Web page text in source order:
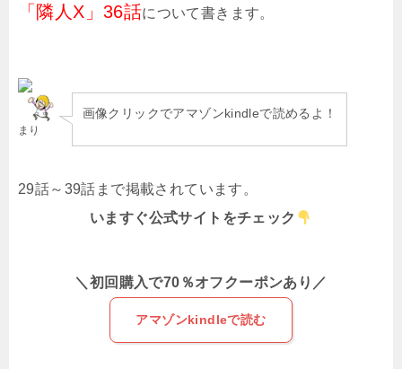
「隣人X」36話について書きます。
まり
画像クリックでアマゾンkindleで読めるよ！
29話～39話まで掲載されています。
いますぐ公式サイトをチェック
＼初回購入で70％オフクーポンあり／
アマゾンkindleで読む